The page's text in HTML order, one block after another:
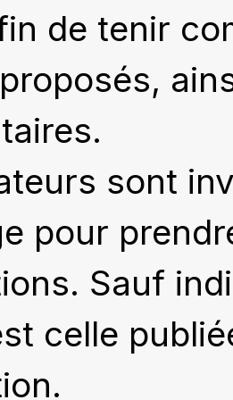
de tenir
sont
pour
Sauf
celle